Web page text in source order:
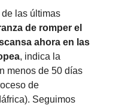
las últimas
de romper el
ahora en las
, indica la
menos de 50 días
de
Seguimos